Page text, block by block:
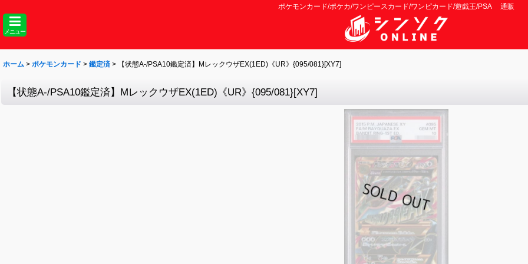
ポケモンカード/ポケカ/ワンピースカード/ワンピカード/遊戯王/PSA 通販
メニュー
ホーム > ポケモンカード > 鑑定済 > 【状態A-/PSA10鑑定済】MレックウザEX(1ED)《UR》{095/081}[XY7]
【状態A-/PSA10鑑定済】MレックウザEX(1ED)《UR》{095/081}[XY7]